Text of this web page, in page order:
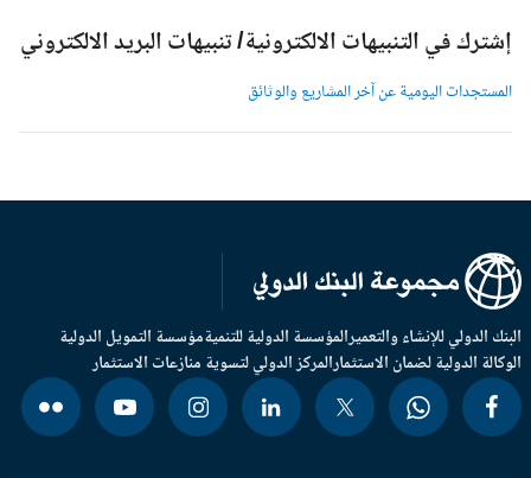
إشترك في التنبيهات الالكترونية/ تنبيهات البريد الالكتروني
المستجدات اليومية عن آخر المشاريع والوثائق
الدولي للإنشاء والتعميرالمؤسسة الدولية للتنميةمؤسسة التمويل الدولية
الدولية لضمان الاستثمارالمركز الدولي لتسوية منازعات الاستثمار